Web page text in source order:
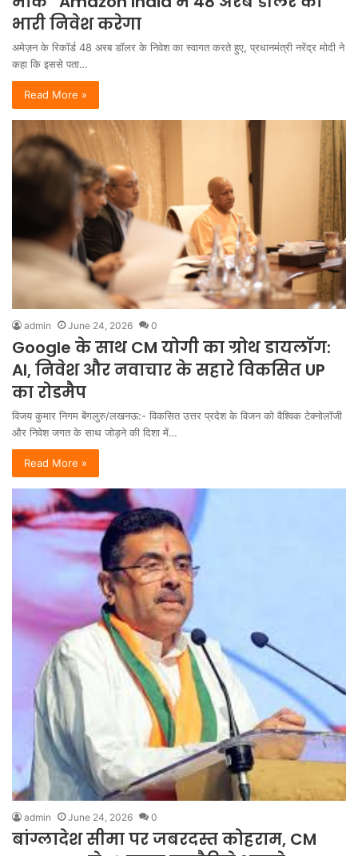
भारी निवेश करेगा
अमेज़न के रिकॉर्ड 48 अरब डॉलर के निवेश का स्वागत करते हुए, प्रधानमंत्री नरेंद्र मोदी ने
कहा कि इससे पता…
Read More »
admin June 24, 2026 0
Google के साथ CM योगी का ग्रोथ डायलॉग:
AI, निवेश और नवाचार के सहारे विकसित UP
का रोडमैप
विजय कुमार निगम बेंगलुरु/लखनऊ:- विकसित उत्तर प्रदेश के विजन को वैश्विक टेक्नोलॉजी
और निवेश जगत के साथ जोड़ने की दिशा में…
Read More »
admin June 24, 2026 0
बांग्लादेश सीमा पर जबरदस्त कोहराम, CM